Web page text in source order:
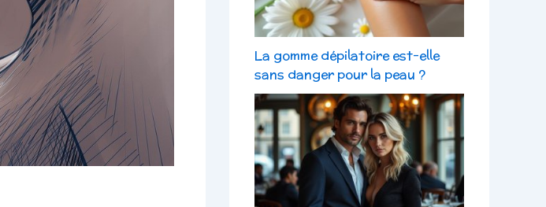
La gomme dépilatoire est-elle
sans danger pour la peau ?